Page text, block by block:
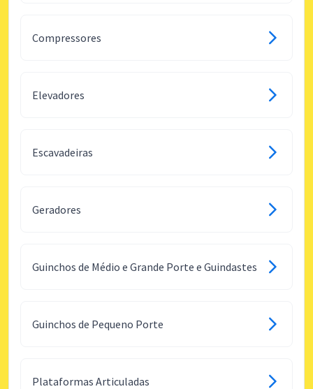
Compressores
Elevadores
Escavadeiras
Geradores
Guinchos de Médio e Grande Porte e Guindastes
Guinchos de Pequeno Porte
Plataformas Articuladas